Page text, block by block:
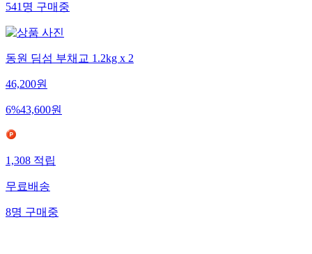
541 명 구매중
동원 딤섬 부채교 1.2kg x 2
46,200원
6%43,600원
1,308 적립
무료배송
8명 구매중